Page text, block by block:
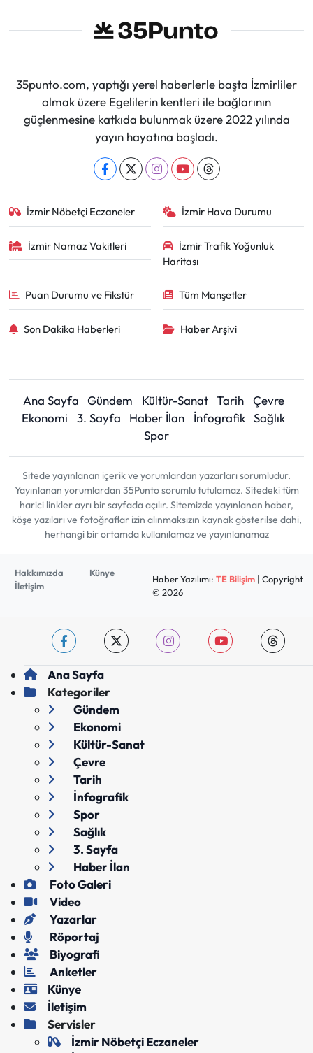
35punto.com, yaptığı yerel haberlerle başta İzmirliler
olmak üzere Egelilerin kentleri ile bağlarının
güçlenmesine katkıda bulunmak üzere 2022 yılında
yayın hayatına başladı.
İzmir Nöbetçi Eczaneler İzmir Hava Durumu
İzmir Namaz Vakitleri
İzmir Trafik Yoğunluk
Haritası
Puan Durumu ve Fikstür Tüm Manşetler
Son Dakika Haberleri Haber Arşivi
Ana Sayfa Gündem Kültür-Sanat Tarih
Çevre
Ekonomi
3. Sayfa Haber İlan İnfografik Sağlık
Spor
Sitede yayınlanan içerik ve yorumlardan yazarları sorumludur.
Yayınlanan yorumlardan 35Punto sorumlu tutulamaz. Sitedeki tüm
harici linkler ayrı bir sayfada açılır. Sitemizde yayınlanan haber,
köşe yazıları ve fotoğraflar izin alınmaksızın kaynak gösterilse dahi,
herhangi bir ortamda kullanılamaz ve yayınlanamaz
Hakkımızda
Künye
İletişim
Haber Yazılımı: TE Bilişim| Copyright
© 2026
Ana Sayfa
Kategoriler
Gündem
Ekonomi
Kültür-Sanat
Çevre
Tarih
İnfografik
Spor
Sağlık
3. Sayfa
Haber İlan
Foto Galeri
Video
Yazarlar
Röportaj
Biyografi
Anketler
Künye
İletişim
Servisler
İzmir Nöbetçi Eczaneler